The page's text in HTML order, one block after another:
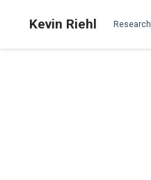
Kevin Riehl Research